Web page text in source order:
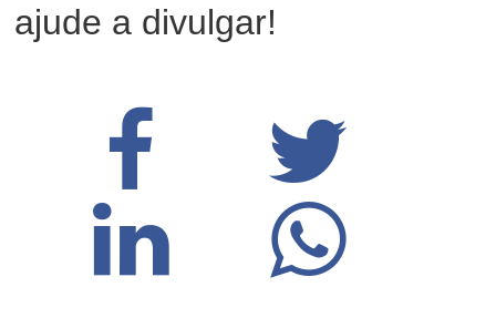
ajude a divulgar!